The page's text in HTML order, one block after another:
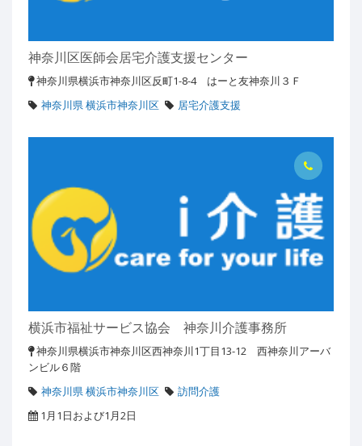
神奈川区医師会居宅介護支援センター
神奈川県横浜市神奈川区反町1-8-4 はーと友神奈川３Ｆ
神奈川県 横浜市神奈川区
居宅介護支援
横浜市福祉サービス協会 神奈川介護事務所
神奈川県横浜市神奈川区西神奈川1丁目13-12 西神奈川アーバ
ンビル６階
神奈川県 横浜市神奈川区
訪問介護
1月1日および1月2日